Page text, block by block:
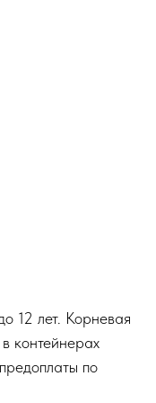
12 лет. Корневая
контейнерах
по